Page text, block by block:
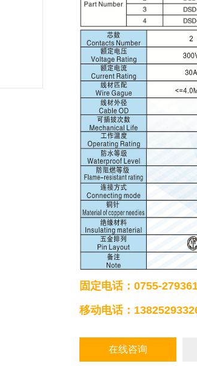
固定电话：0755-
移动电话：
在线咨询